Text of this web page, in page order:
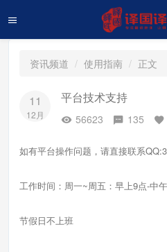
资讯频道 使用指南 正文
11
12月
平台技术支持
56623 135
如有平台操作问题，请直接联系
工作时间：周一~周五：早上9点-中
节假日不上班